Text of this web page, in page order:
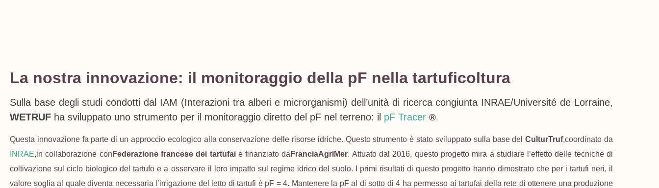
La nostra innovazione: il monitoraggio della pF nella tartuficoltura
Sulla base degli studi condotti dal IAM (Interazioni tra alberi e microrganismi) dell’unità di ricerca congiunta INRAE/Université de Lorraine,
WETRUF ha sviluppato uno strumento per il monitoraggio diretto del pF nel terreno: il pF Tracer ®.
Questa innovazione fa parte di un approccio ecologico alla conservazione delle risorse idriche. Questo strumento è stato sviluppato sulla base delCulturTruf,coordinato da
INRAE,in collaborazione con Federazione francese dei tartufaie finanziato da FranciaAgriMer. Attuato dal 2016, questo progetto mira a studiare l’effetto delle tecniche di
coltivazione sul ciclo biologico del tartufo e a osservare il loro impatto sul regime idrico del suolo. I primi risultati di questo progetto hanno dimostrato che per i tartufi neri, il
valore soglia al quale diventa necessaria l’irrigazione del letto di tartufi è pF = 4. Mantenere la pF al di sotto di 4 ha permesso ai tartufai della rete di ottenere una produzione